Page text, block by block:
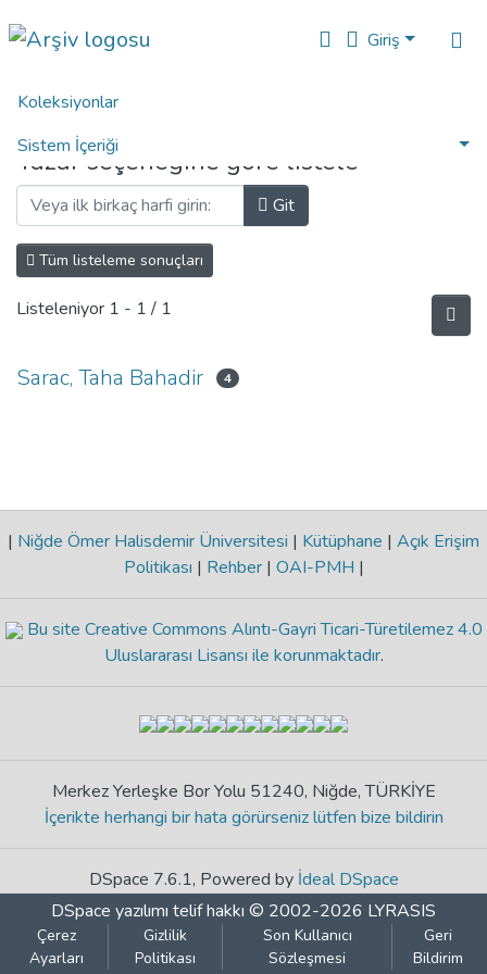
Giriş
Koleksiyonlar
Sistem İçeriği
Analiz
Talep/Soru
Ana Sayfa
Yazar seçeneğine göre listele
Git
Tüm listeleme sonuçları
Listeleniyor 1 - 1 / 1
Sarac, Taha Bahadir 4
| Niğde Ömer Halisdemir Üniversitesi | Kütüphane | Açık Erişim
Politikası | Rehber | OAI-PMH |
Bu site Creative Commons Alıntı-Gayri Ticari-Türetilemez 4.0
Uluslararası Lisansı ile korunmaktadır.
Merkez Yerleşke Bor Yolu 51240, Niğde, TÜRKİYE
İçerikte herhangi bir hata görürseniz lütfen bize bildirin
DSpace 7.6.1, Powered by İdeal DSpace
DSpace yazılımı telif hakkı © 2002-2026 LYRASIS
Çerez
Ayarları
Gizlilik
Politikası
Son Kullanıcı
Sözleşmesi
Geri
Bildirim